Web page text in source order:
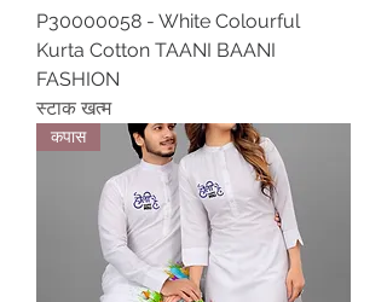
P30000058 - White Colourful
Kurta Cotton TAANI BAANI
FASHION
स्टाक खत्म
कपास